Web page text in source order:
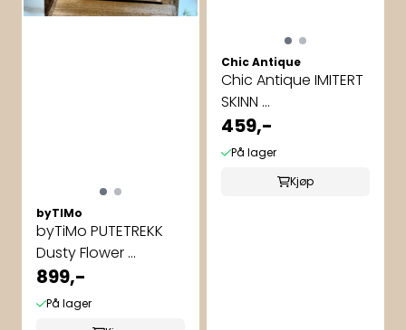
byTIMo
byTiMo PUTETREKK
Dusty Flower ...
899,-
På lager
Chic Antique
Chic Antique IMITERT
SKINN ...
459,-
På lager
Kjøp